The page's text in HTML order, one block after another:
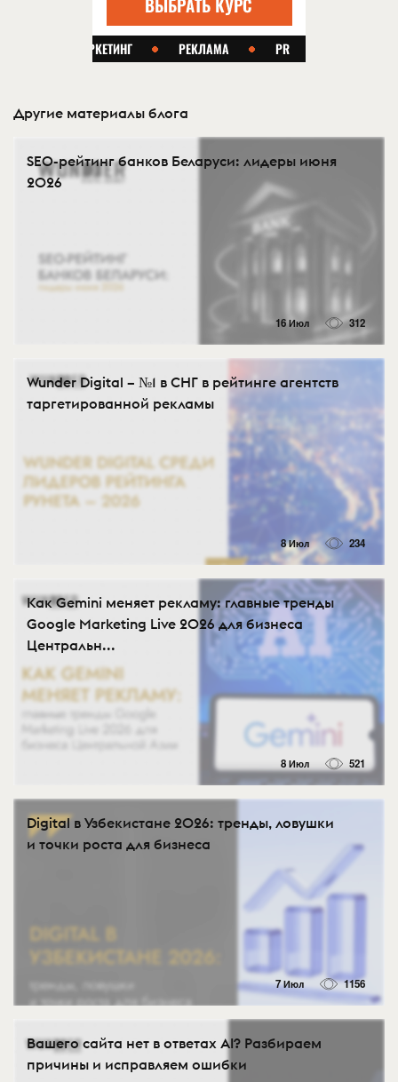
Другие материалы блога
SEO-рейтинг банков Беларуси: лидеры июня
2026
16 Июл 312
Wunder Digital – №1 в СНГ в рейтинге агентств
таргетированной рекламы
8 Июл 234
Как Gemini меняет рекламу: главные тренды
Google Marketing Live 2026 для бизнеса
Центральн...
8 Июл 521
Digital в Узбекистане 2026: тренды, ловушки
и точки роста для бизнеса
7 Июл 1156
Вашего сайта нет в ответах AI? Разбираем
причины и исправляем ошибки